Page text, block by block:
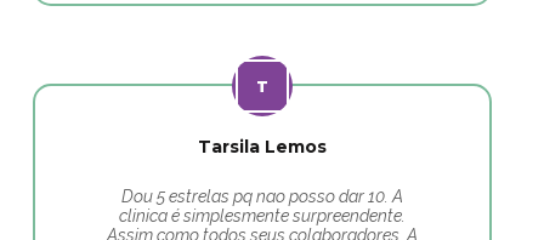
Tarsila Lemos
Dou 5 estrelas pq nao posso dar 10. A
clinica é simplesmente surpreendente.
Assim como todos seus colaboradores. A